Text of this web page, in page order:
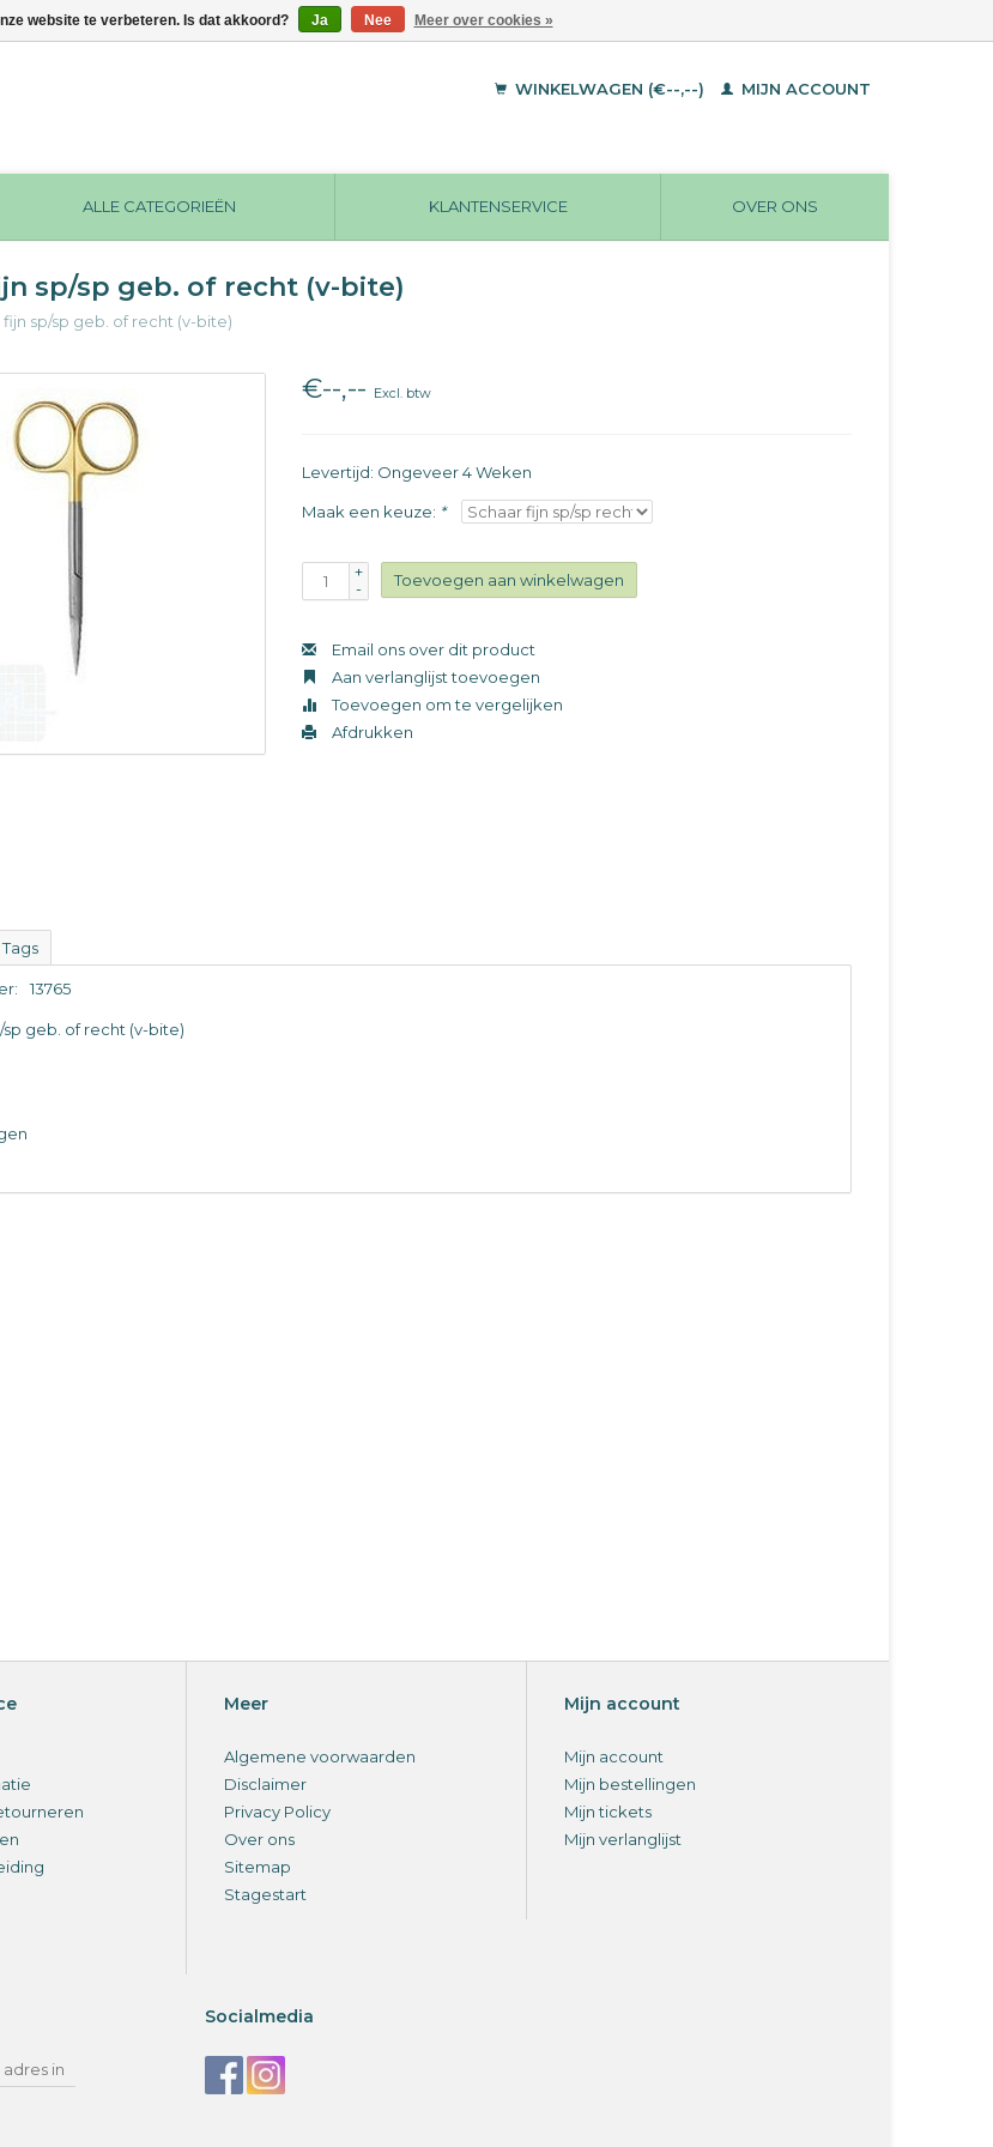
WINKELWAGEN (€--,--) MIJN ACCOUNT
ALLE CATEGORIEËN KLANTENSERVICE OVER ONS
sp/sp geb. of recht (v-bite)
fijn sp/sp geb. of recht (v-bite)
€--,-- Excl. btw
Levertijd: Ongeveer 4 Weken
Maak een keuze: *
+
-
Toevoegen aan winkelwagen
Email ons over dit product
Aan verlanglijst toevoegen
Toevoegen om te vergelijken
Afdrukken
Tags
13765
sp geb. of recht (v-bite)
Meer
Algemene voorwaarden
Disclaimer
Privacy Policy
Over ons
Sitemap
Stagestart
Mijn account
Mijn account
Mijn bestellingen
Mijn tickets
Mijn verlanglijst
Socialmedia
website te verbeteren. Is dat akkoord? Ja Nee Meer over cookies »